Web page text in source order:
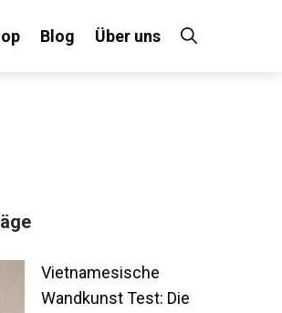
Blog Über uns
Vietnamesische
Wandkunst Test: Die